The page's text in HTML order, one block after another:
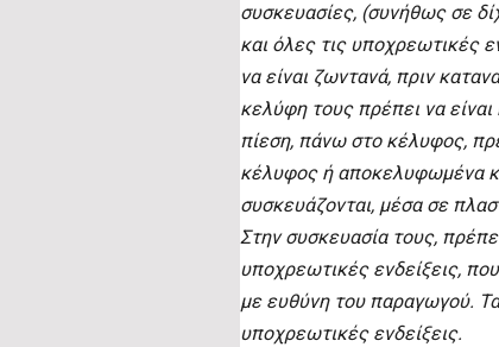
συσκευασίες, (συνήθως σε
και όλες τις υποχρεωτικές
να είναι ζωντανά, πριν
κελύφη τους πρέπει να είναι
πίεση, πάνω στο κέλυφος,
κέλυφος ή αποκελυφωμένα
συσκευάζονται, μέσα σε
Στην συσκευασία τους,
υποχρεωτικές ενδείξεις,
με ευθύνη του παραγωγού.
υποχρεωτικές ενδείξεις.